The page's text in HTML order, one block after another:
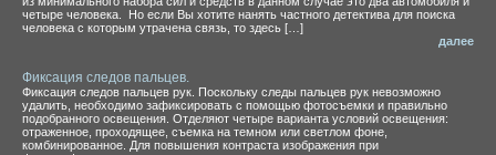
четыре человека. Но если Вы хотите нанять частного детектива для поиска
человека с которым утрачена связь, то здесь […]
далее
Фиксация следов пальцев.
Фиксация следов пальцев рук. Поскольку следы пальцев рук невозможно
удалить, необходимо зафиксировать с помощью фотосъемки и правильно
подобранного освещения. Отделяют четыре варианта условий освещения:
отраженное, проходящее, съемка на темном или светлом фоне,
комбинированное. Для повышения контраста изображения при